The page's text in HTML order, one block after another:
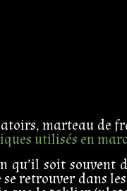
marteau de
utilisés en
qu’il soit
retrouver dans